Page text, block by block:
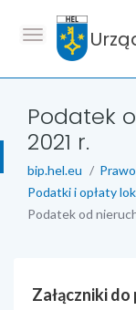
Podatek
2021 r.
bip.hel.eu
Podatki i opłaty
Podatek od
Załączniki